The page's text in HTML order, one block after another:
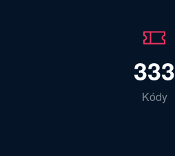
333
Kódy